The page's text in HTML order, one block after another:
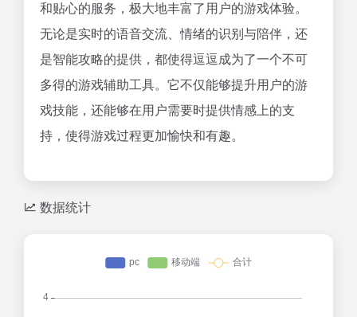
和贴心的服务，极大地丰富了用户的游戏体验。
无论是实时的语音交流、情绪的识别与陪伴，还
是智能攻略的提供，都使得逗逗成为了一个不可
多得的游戏辅助工具。它不仅能够提升用户的游
戏技能，还能够在用户需要时提供情感上的支
持，使得游戏过程更加愉快和有趣。
数据统计